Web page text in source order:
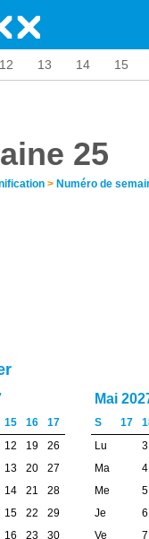
12 13 14 15
25
> Numéro de
15 16
17
12 19
26
13 20
27
14 21
28
15 22
29
16 23
30
Mai
S 17
Lu
3
Ma
4
Me
5
Je
6
Ve
7